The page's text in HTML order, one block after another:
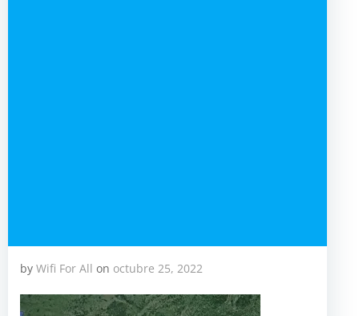
by Wifi For All on octubre 25, 2022